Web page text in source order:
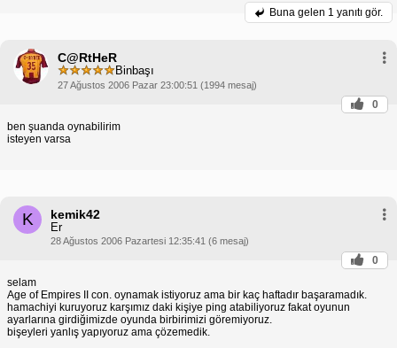
Buna gelen 1 yanıtı gör.
C@RtHeR
Binbaşı
27 Ağustos 2006 Pazar 23:00:51 (1994 mesaj)
0
ben şuanda oynabilirim
isteyen varsa
K kemik42
Er
28 Ağustos 2006 Pazartesi 12:35:41 (6 mesaj)
0
selam
Age of Empires II con. oynamak istiyoruz ama bir kaç haftadır başaramadık.
hamachiyi kuruyoruz karşımız daki kişiye ping atabiliyoruz fakat oyunun
ayarlarına girdiğimizde oyunda birbirimizi göremiyoruz.
bişeyleri yanlış yapıyoruz ama çözemedik.